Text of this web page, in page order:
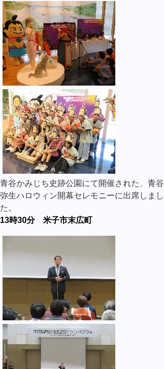
青谷かみじち史跡公園にて開催された、青谷
弥生ハロウィン開幕セレモニーに出席しまし
た。
13時30分 米子市末広町